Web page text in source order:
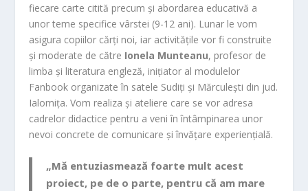
fiecare carte citită precum și abordarea educativă a
unor teme specifice vârstei (9-12 ani). Lunar le vom
asigura copiilor cărți noi, iar activitățile vor fi construite
și moderate de către Ionela Munteanu, profesor de
limba și literatura engleză, inițiator al modulelor
Fanbook organizate în satele Sudiți și Mărculești din jud.
Ialomița. Vom realiza și ateliere care se vor adresa
cadrelor didactice pentru a veni în întâmpinarea unor
nevoi concrete de comunicare și învățare experiențială.
„Mă entuziasmează foarte mult acest
proiect, pe de o parte, pentru că am mare